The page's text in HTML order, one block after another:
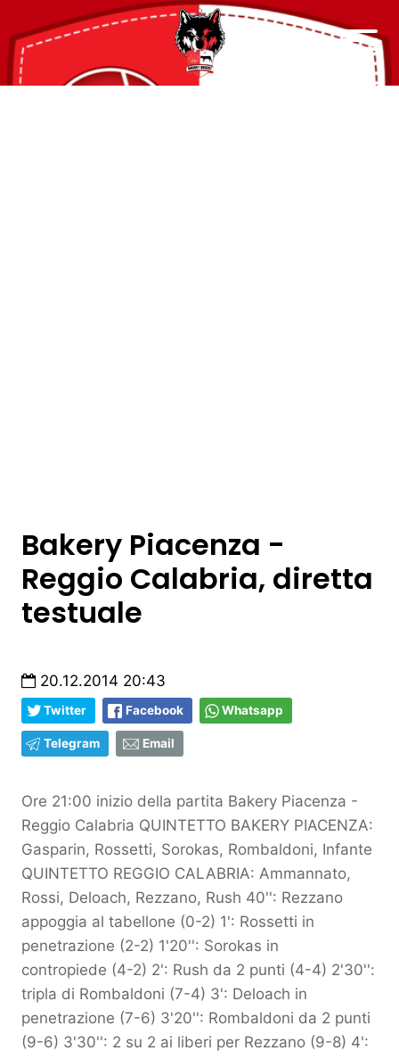
Bakery Piacenza -
Reggio Calabria, diretta
testuale
20.12.2014 20:43
Twitter Facebook Whatsapp
Telegram Email
Ore 21:00 inizio della partita Bakery Piacenza -
Reggio Calabria QUINTETTO BAKERY PIACENZA:
Gasparin, Rossetti, Sorokas, Rombaldoni, Infante
QUINTETTO REGGIO CALABRIA: Ammannato,
Rossi, Deloach, Rezzano, Rush 40'': Rezzano
appoggia al tabellone (0-2) 1': Rossetti in
penetrazione (2-2) 1'20'': Sorokas in
contropiede (4-2) 2': Rush da 2 punti (4-4) 2'30'':
tripla di Rombaldoni (7-4) 3': Deloach in
penetrazione (7-6) 3'20'': Rombaldoni da 2 punti
(9-6) 3'30'': 2 su 2 ai liberi per Rezzano (9-8) 4':